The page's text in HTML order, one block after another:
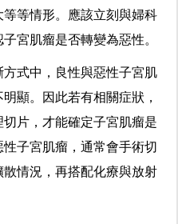
等情形。應該立刻與婦科
宮肌瘤是否轉變為惡性。
式中，良性與惡性子宮肌
顯。因此若有相關症狀，
片，才能確定子宮肌瘤是
子宮肌瘤，通常會手術切
情況，再搭配化療與放射